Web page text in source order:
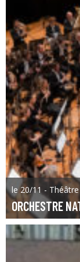
le 20/11 -
ORCHESTRE